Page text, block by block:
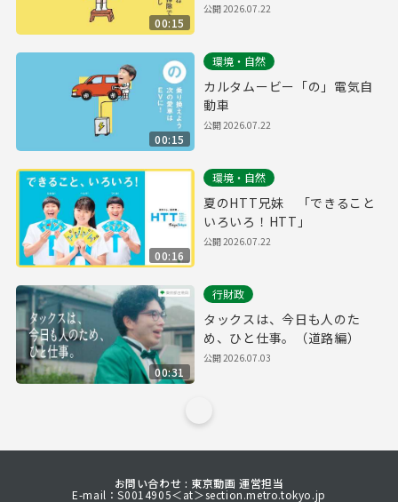
00:15
公開2026.07.22
00:15
環境・自然
カルタムービー「の」電気自
動車
公開2026.07.22
00:16
環境・自然
夏のHTT兄妹 「できること
いろいろ！HTT」
公開2026.07.22
00:31
行財政
タックスは、今日も人のた
め、ひと仕事。（道路編）
公開2026.07.03
お問い合わせ : 東京動画 運営担当
E-mail：S0014905＜at＞section.metro.tokyo.jp